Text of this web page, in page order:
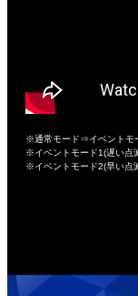
※通常モード⇒イベントモ
※イベントモード1(遅い点
※イベントモード2(早い点